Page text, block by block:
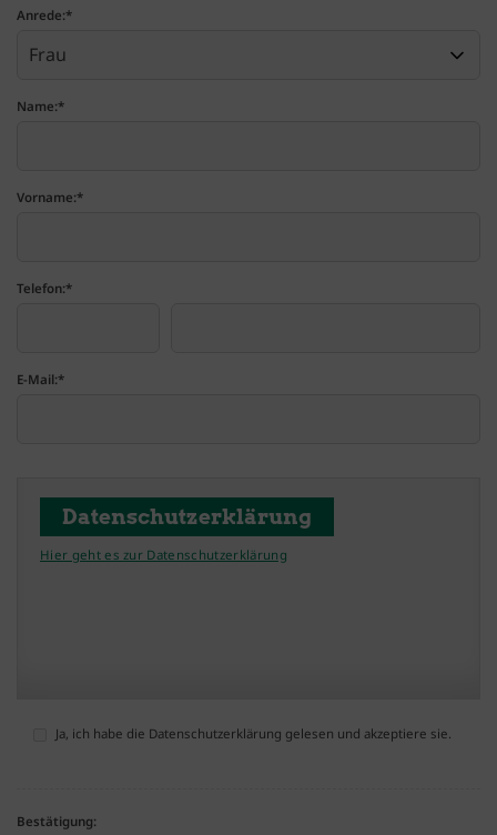
Anrede:*
Name:*
Vorname:*
Telefon:*
E-Mail:*
Datenschutzerklärung
Hier geht es zur Datenschutzerklärung
Ja, ich habe die Datenschutzerklärung gelesen und akzeptiere sie.
Bestätigung: